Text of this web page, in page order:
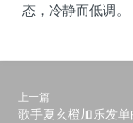
态，冷静而低调。
上一篇
歌手夏玄橙加乐发